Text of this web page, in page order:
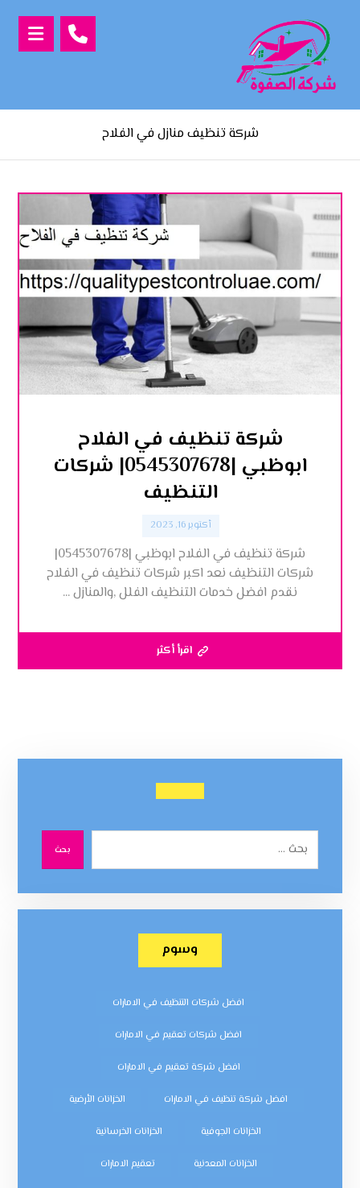
شركة تنظيف منازل في الفلاح
شركة تنظيف في الفلاح
ابوظبي |0545307678| شركات
التنظيف
أكتوبر 16, 2023
شركة تنظيف في الفلاح ابوظبي |0545307678|
شركات التنظيف نعد اكبر شركات تنظيف في الفلاح
نقدم افضل خدمات التنظيف الفلل ,والمنازل ...
اقرأ أكثر
بحث
وسوم
افضل شركات التنظيف في الامارات
افضل شركات تعقيم في الامارات
افضل شركة تعقيم في الامارات
افضل شركة تنظيف في الامارات الخزانات الأرضية
الخزانات الجوفية الخزانات الخرسانية
الخزانات المعدنية تعقيم الامارات